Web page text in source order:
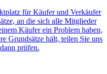
für Käufer und Verkäufer
an die sich alle Mitglieder
Käufer ein Problem haben,
Grundsätze hält, teilen Sie uns
prüfen.